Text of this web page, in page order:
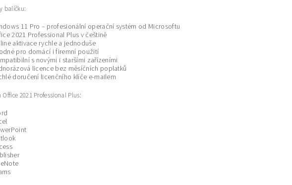
balíčku:
11 Pro – profesionální operační systém od Microsoftu
2021 Professional Plus v češtině
aktivace rychle a jednoduše
pro domácí i firemní použití
s novými i staršími zařízeními
licence bez měsíčních poplatků
doručení licenčního klíče e-mailem
Office 2021 Professional Plus: